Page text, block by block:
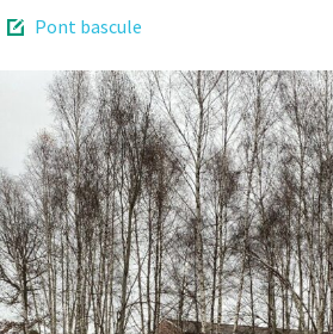
Pont bascule